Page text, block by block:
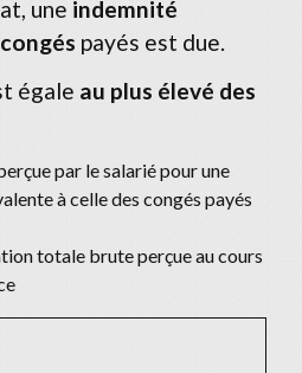
une indemnité
payés est due.
égale au plus élevé des
par le salarié pour une
à celle des congés payés
totale brute perçue au cours